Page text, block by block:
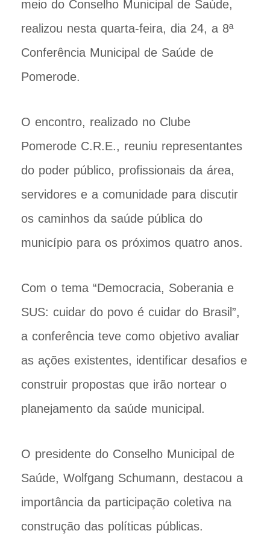
meio do Conselho Municipal de Saúde,
realizou nesta quarta-feira, dia 24, a 8ª
Conferência Municipal de Saúde de
Pomerode.
O encontro, realizado no Clube
Pomerode C.R.E., reuniu representantes
do poder público, profissionais da área,
servidores e a comunidade para discutir
os caminhos da saúde pública do
município para os próximos quatro anos.
Com o tema “Democracia, Soberania e
SUS: cuidar do povo é cuidar do Brasil”,
a conferência teve como objetivo avaliar
as ações existentes, identificar desafios e
construir propostas que irão nortear o
planejamento da saúde municipal.
O presidente do Conselho Municipal de
Saúde, Wolfgang Schumann, destacou a
importância da participação coletiva na
construção das políticas públicas.